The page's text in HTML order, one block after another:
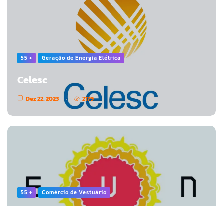
55 + Geração de Energia Elétrica
Celesc
Dez 22, 2023 2179
55 + Comércio de Vestuário